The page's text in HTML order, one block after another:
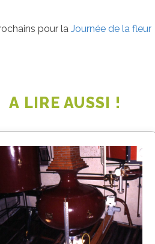
pour la Journée de la fleur
A LIRE AUSSI !